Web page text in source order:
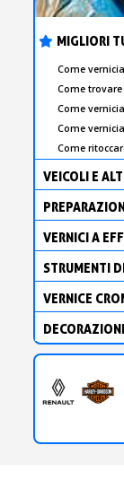
MIGLIORI
Come
Come
Come
Come
Come
VEICOLI E
VERNICI A
STRUMENTI
VERNICE